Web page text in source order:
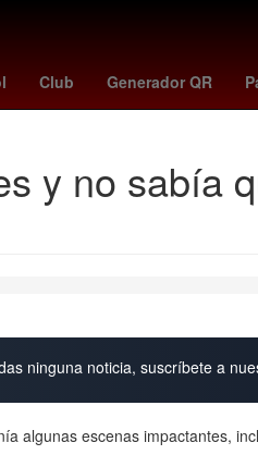
Club Generador QR
- suiza suspension de clases
y no sabía
ninguna noticia, suscríbete a
algunas escenas impactantes,